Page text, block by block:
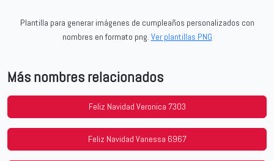
Plantilla para generar imágenes de cumpleaños personalizados con
nombres en formato png. Ver plantillas PNG
Más nombres relacionados
Feliz Navidad Veronica 7303
Feliz Navidad Vanessa 6967